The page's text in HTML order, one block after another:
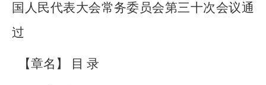
国人民代表大会常务委员会第三十次会议通
过
【章名】 目 录